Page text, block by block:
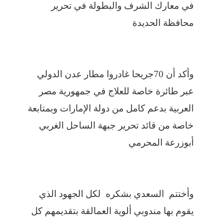
في معارك الشرف والبطولة في تحرير
محافظة الحديدة
وأكد أن 70جريحا غادروا مطار عدن الدولي
عبر طائرة خاصة للعلاج في جمهورية مصر
العربية بدعم كامل من دولة الإمارات وبمتابعة
خاصة من قائد تحرير جبهة الساحل الغربي
أبوزرعة المحرمي
وأختتم السعدي بشكره لكل الجهود الذي
يقوم بها مندوبي ألوية العمالقة بتقديمهم كل